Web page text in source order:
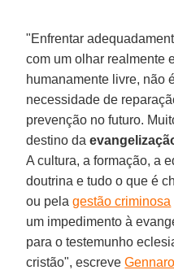
"Enfrentar
com um olhar realmente
humanamente livre, não
necessidade de
prevenção no futuro.
destino da
A cultura, a formação, a
doutrina e tudo o que é
ou pelagestão criminosa
um impedimento à
para o testemunho
cristão", escreve